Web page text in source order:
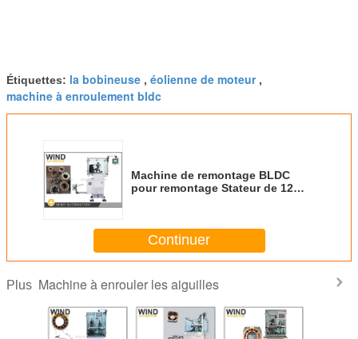
Étiquettes: la bobineuse , éolienne de moteur,
machine à enroulement bldc
Machine de remontage BLDC
pour remontage Stateur de 12
Continuer
Plus Machine à enrouler les aiguilles